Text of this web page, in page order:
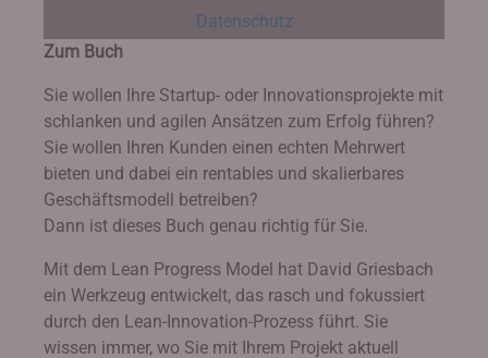
Datenschutz
Zum Buch
Sie wollen Ihre Startup- oder Innovationsprojekte mit
schlanken und agilen Ansätzen zum Erfolg führen?
Sie wollen Ihren Kunden einen echten Mehrwert
bieten und dabei ein rentables und skalierbares
Geschäftsmodell betreiben?
Dann ist dieses Buch genau richtig für Sie.
Mit dem Lean Progress Model hat David Griesbach
ein Werkzeug entwickelt, das rasch und fokussiert
durch den Lean-Innovation-Prozess führt. Sie
wissen immer, wo Sie mit Ihrem Projekt aktuell